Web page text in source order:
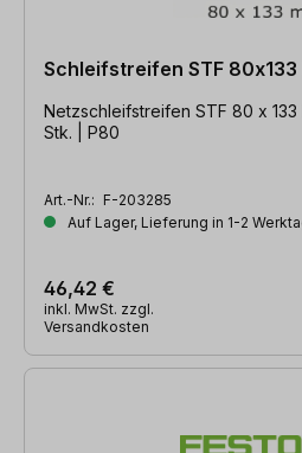
Schleifstreifen STF 80x133
Netzschleifstreifen STF 80 x
Stk. | P80
Art.-Nr.: F-203285
Auf Lager, Lieferung in 1-2
46,42 €
inkl. MwSt. zzgl.
Versandkosten